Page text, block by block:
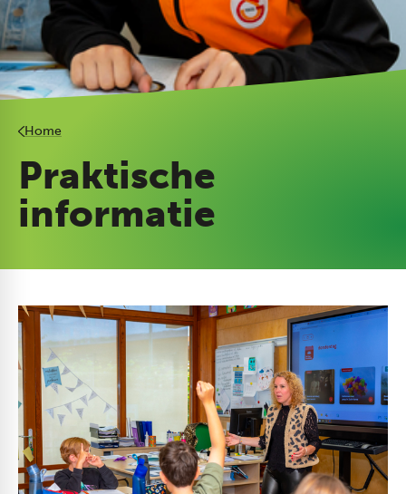
Home
Praktische
informatie